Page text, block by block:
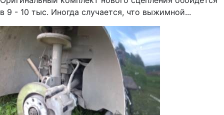
в 9 - 10 тыс. Иногда случается, что выжимной...